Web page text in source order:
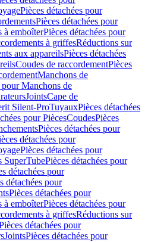
Pièces détachées pour
Pièces détachées pour
à emboîterPièces détachées pour
à griffesRéductions sur
aux appareilsPièces détachées
Coudes de raccordementPièces
Manchons de
pour Manchons de
JointsCape de
Silent-ProTuyauxPièces détachées
pour PiècesCoudesPièces
Pièces détachées pour
détachées pour
Pièces détachées pour
SuperTubePièces détachées pour
détachées pour
détachées pour
Pièces détachées pour
à emboîterPièces détachées pour
à griffesRéductions sur
détachées pour
JointsPièces détachées pour